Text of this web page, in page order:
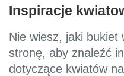
Inspiracje
Nie wiesz, jaki bukiet
stronę, aby znaleźć
dotyczące kwiatów